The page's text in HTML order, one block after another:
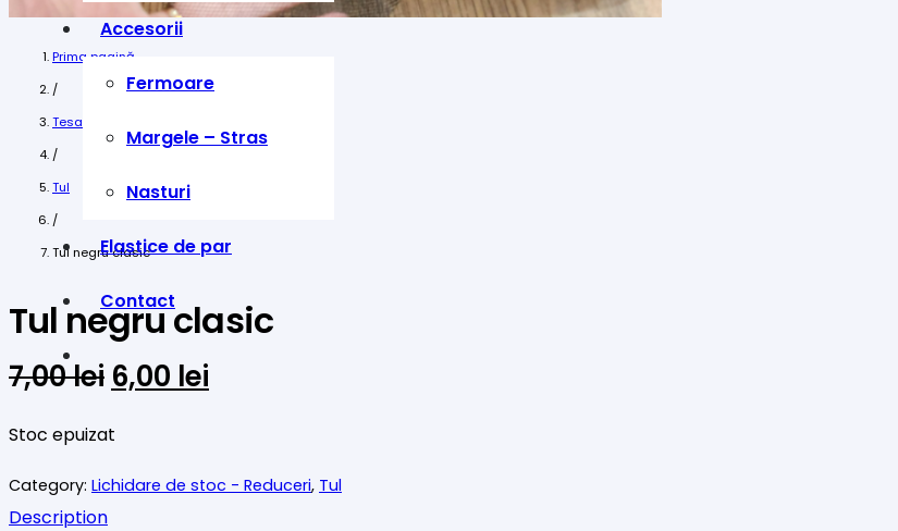
Accesorii
Fermoare
Margele – Stras
Nasturi
Elastice de par
Contact
Prima pagină
/
Tesaturi
/
Tul
/
Tul negru clasic
Tul negru clasic
7,00lei Prețul
a
fost:
7,00 lei.
6,00 lei
6,00 lei.
Stoc epuizat
Category: Lichidare de stoc - Reduceri, Tul
Description